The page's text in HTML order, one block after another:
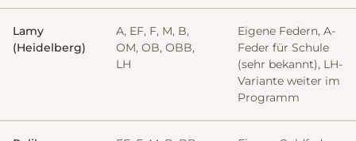
Lamy
(Heidelberg)
A, EF, F, M, B,
OM, OB, OBB,
LH
Eigene Federn, A-
Feder für Schule
(sehr bekannt), LH-
Variante weiter im
Programm